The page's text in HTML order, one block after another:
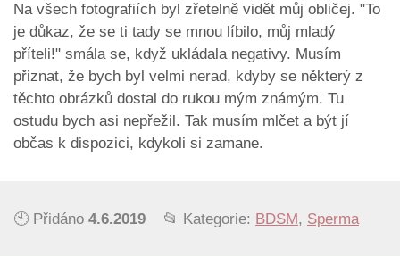
Na všech fotografiích byl zřetelně vidět můj obličej. "To
je důkaz, že se ti tady se mnou líbilo, můj mladý
příteli!" smála se, když ukládala negativy. Musím
přiznat, že bych byl velmi nerad, kdyby se některý z
těchto obrázků dostal do rukou mým známým. Tu
ostudu bych asi nepřežil. Tak musím mlčet a být jí
občas k dispozici, kdykoli si zamane.
🕙 Přidáno 4.6.2019 📂 Kategorie: BDSM, Sperma